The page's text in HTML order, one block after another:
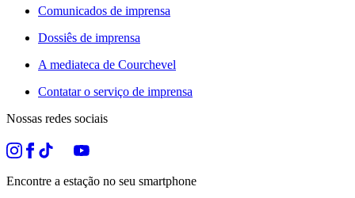
Comunicados de imprensa
Dossiês de imprensa
A mediateca de Courchevel
Contatar o serviço de imprensa
Nossas redes sociais
Encontre a estação no seu smartphone